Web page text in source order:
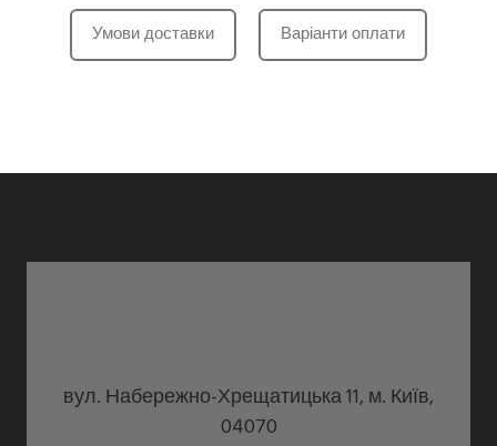
Умови доставки Варіанти оплати
вул. Набережно-Хрещатицька 11, м. Київ,
04070